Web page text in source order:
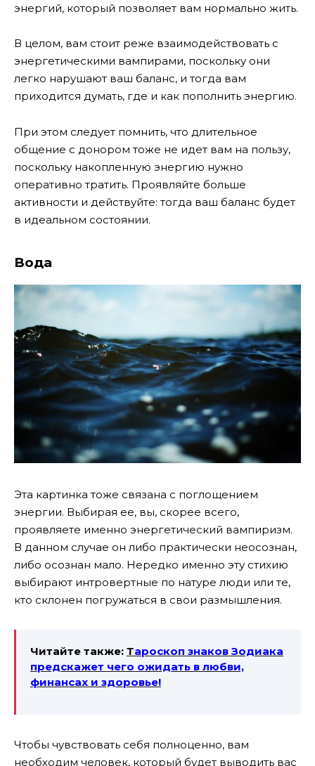
энергий, который позволяет вам нормально жить.
В целом, вам стоит реже взаимодействовать с
энергетическими вампирами, поскольку они
легко нарушают ваш баланс, и тогда вам
приходится думать, где и как пополнить энергию.
При этом следует помнить, что длительное
общение с донором тоже не идет вам на пользу,
поскольку накопленную энергию нужно
оперативно тратить. Проявляйте больше
активности и действуйте: тогда ваш баланс будет
в идеальном состоянии.
Вода
Эта картинка тоже связана с поглощением
энергии. Выбирая ее, вы, скорее всего,
проявляете именно энергетический вампиризм.
В данном случае он либо практически неосознан,
либо осознан мало. Нередко именно эту стихию
выбирают интровертные по натуре люди или те,
кто склонен погружаться в свои размышления.
Читайте также: Тароскоп знаков Зодиака
предскажет чего ожидать в любви,
финансах и здоровье!
Чтобы чувствовать себя полноценно, вам
необходим человек, который будет выводить вас